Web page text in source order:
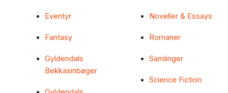
Eventyr
Fantasy
Gyldendals
Bekkasinbøger
Noveller & Essays
Romaner
Samlinger
Science Fiction